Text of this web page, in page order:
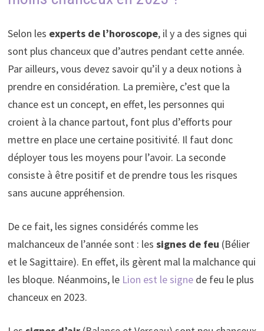
Selon les experts de l’horoscope, il y a des signes qui
sont plus chanceux que d’autres pendant cette année.
Par ailleurs, vous devez savoir qu’il y a deux notions à
prendre en considération. La première, c’est que la
chance est un concept, en effet, les personnes qui
croient à la chance partout, font plus d’efforts pour
mettre en place une certaine positivité. Il faut donc
déployer tous les moyens pour l’avoir. La seconde
consiste à être positif et de prendre tous les risques
sans aucune appréhension.
De ce fait, les signes considérés comme les
malchanceux de l’année sont : les signes de feu (Bélier
et le Sagittaire). En effet, ils gèrent mal la malchance qui
les bloque. Néanmoins, le Lion est le signede feu le plus
chanceux en 2023.